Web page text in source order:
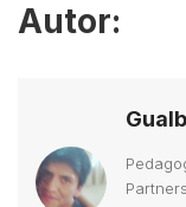
Autor: